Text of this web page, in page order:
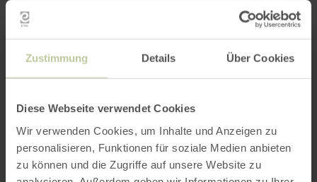
Zustimmung Details Über Cookies
Diese Webseite verwendet Cookies
Wir verwenden Cookies, um Inhalte und Anzeigen zu
personalisieren, Funktionen für soziale Medien anbieten
zu können und die Zugriffe auf unsere Website zu